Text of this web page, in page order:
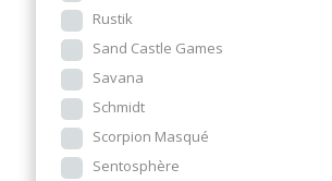
Rustik
Sand Castle Games
Savana
Schmidt
Scorpion Masqué
Sentosphère